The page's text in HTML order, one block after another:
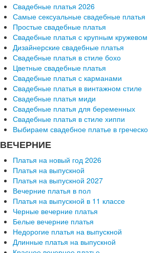
Свадебные платья 2026
Самые сексуальные свадебные платья
Простые свадебные платья
Свадебные платья с крупным кружевом
Дизайнерские свадебные платья
Свадебные платья в стиле бохо
Цветные свадебные платья
Свадебные платья с карманами
Свадебные платья в винтажном стиле
Свадебные платья миди
Свадебные платья для беременных
Свадебные платья в стиле хиппи
Выбираем свадебное платье в
ВЕЧЕРНИЕ
Платья на новый год 2026
Платья на выпускной
Платья на выпускной 2027
Вечерние платья в пол
Платья на выпускной в 11 классе
Черные вечерние платья
Белые вечерние платья
Недорогие платья на выпускной
Длинные платья на выпускной